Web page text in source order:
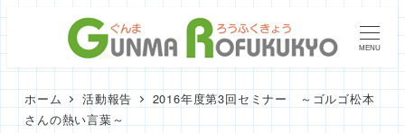
メ
ン
コ
MENU
ホーム 活動報告
2016年度第3回セミナー ～ゴルゴ松本
さんの熱い言葉～